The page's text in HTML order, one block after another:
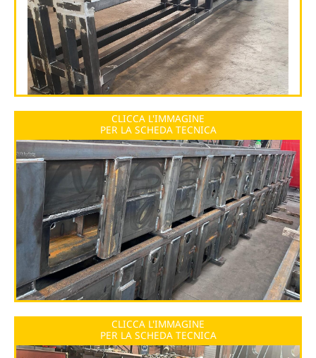
CLICCA L'IMMAGINE
PER LA SCHEDA TECNICA
CLICCA L'IMMAGINE
PER LA SCHEDA TECNICA